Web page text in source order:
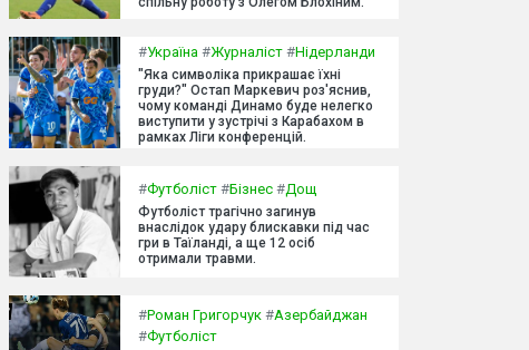
#Україна #Журналіст #Нідерланди
"Яка символіка прикрашає їхні
груди?" Остап Маркевич роз'яснив,
чому команді Динамо буде нелегко
виступити у зустрічі з Карабахом в
рамках Ліги конференцій.
#Футболіст #Бізнес #Дощ
Футболіст трагічно загинув
внаслідок удару блискавки під час
гри в Таїланді, а ще 12 осіб
отримали травми.
#Роман Григорчук #Азербайджан
#Футболіст